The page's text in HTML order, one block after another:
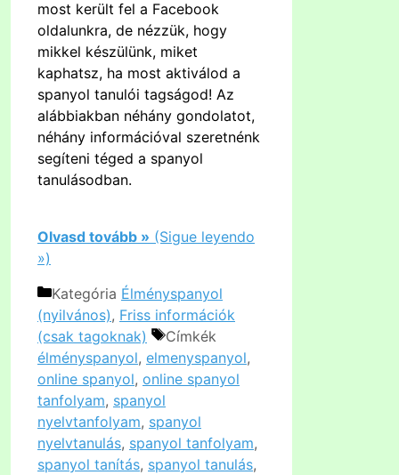
most került fel a Facebook
oldalunkra, de nézzük, hogy
mikkel készülünk, miket
kaphatsz, ha most aktiválod a
spanyol tanulói tagságod! Az
alábbiakban néhány gondolatot,
néhány információval szeretnénk
segíteni téged a spanyol
tanulásodban.
Olvasd tovább » (Sigue leyendo
»)
Kategória Élményspanyol
(nyilvános), Friss információk
(csak tagoknak)
Címkék
élményspanyol, elmenyspanyol,
online spanyol, online spanyol
tanfolyam, spanyol
nyelvtanfolyam, spanyol
nyelvtanulás, spanyol tanfolyam,
spanyol tanítás, spanyol tanulás,